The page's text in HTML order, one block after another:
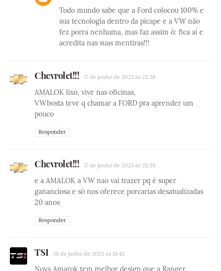
Todo mundo sabe que a Ford colocou 100% e
sua tecnologia dentro da picape e a VW não
fez porra nenhuma, mas faz assim ó: fica aí e
acredita nas suas mentiras!!!
Chevrolet!!! 17 de junho de 2023 às 22:38
AMALOK lixo, vive nas oficinas,
VWbosta teve q chamar a FORD pra aprender um
pouco
Responder
Chevrolet!!! 17 de junho de 2023 às 22:39
e a AMALOK a VW nao vai trazer pq é super
gananciosa e só nos oferece porcarias desatualizadas
20 anos
Responder
TSI 18 de junho de 2023 às 18:42
Nova Amarok tem melhor design que a Ranger.